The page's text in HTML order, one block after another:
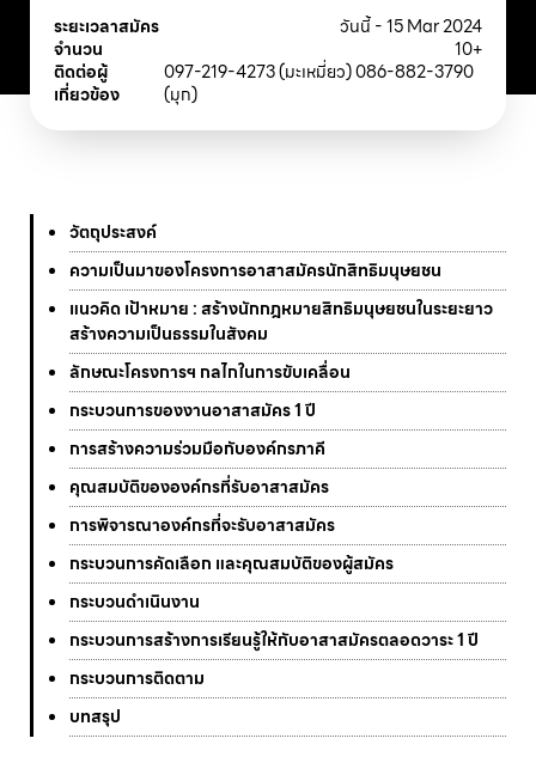
ระยะเวลาสมัคร
วันนี้ - 15 Mar 2024
จำนวน
10+
ติดต่อผู้
เกี่ยวข้อง
097-219-4273 (มะเหมี่ยว) 086-882-3790
(มุก)
วัตถุประสงค์
ความเป็นมาของโครงการอาสาสมัครนักสิทธิมนุษยชน
แนวคิด เป้าหมาย : สร้างนักกฎหมายสิทธิมนุษยชนในระยะยาว
สร้างความเป็นธรรมในสังคม
ลักษณะโครงการฯ กลไกในการขับเคลื่อน
กระบวนการของงานอาสาสมัคร 1 ปี
การสร้างความร่วมมือกับองค์กรภาคี
คุณสมบัติขององค์กรที่รับอาสาสมัคร
การพิจารณาองค์กรที่จะรับอาสาสมัคร
กระบวนการคัดเลือก และคุณสมบัติของผู้สมัคร
กระบวนดำเนินงาน
กระบวนการสร้างการเรียนรู้ให้กับอาสาสมัครตลอดวาระ 1 ปี
กระบวนการติดตาม
บทสรุป